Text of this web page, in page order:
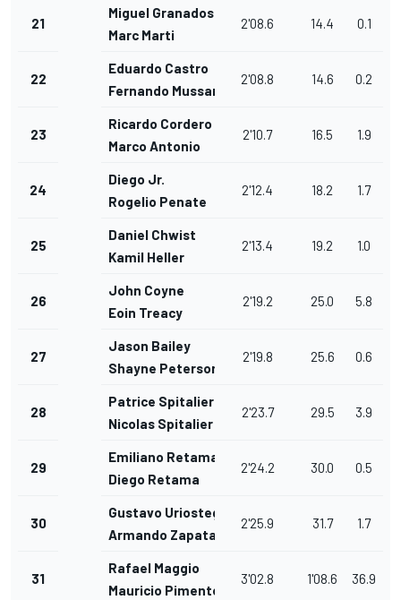
21
Miguel Granados
Marc Marti
2'08.6 14.4 0.1
22
Eduardo Castro
Fernando Mussano
2'08.8 14.6 0.2
23
Ricardo Cordero
Marco Antonio
2'10.7 16.5 1.9
24
Diego Jr.
Rogelio Penate
2'12.4 18.2 1.7
25
Daniel Chwist
Kamil Heller
2'13.4 19.2 1.0
26
John Coyne
Eoin Treacy
2'19.2 25.0 5.8
27
Jason Bailey
Shayne Peterson
2'19.8 25.6 0.6
28
Patrice Spitalier
Nicolas Spitalier
2'23.7 29.5 3.9
29
Emiliano Retama
Diego Retama
2'24.2 30.0 0.5
30
Gustavo Uriostegui
Armando Zapata
2'25.9 31.7 1.7
31
Rafael Maggio
Mauricio Pimentel
3'02.8 1'08.6 36.9